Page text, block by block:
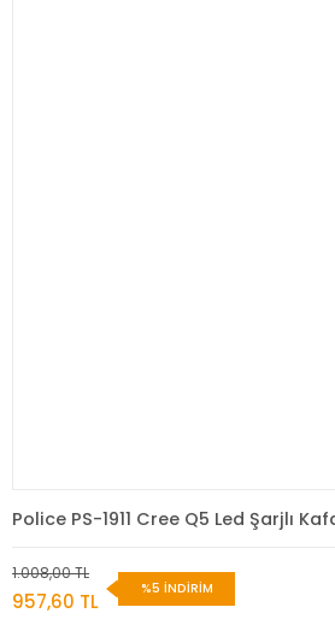
Police PS-1911 Cree Q5 Led Şarjlı
1.008,00 TL
957,60 TL
%5 İNDİRİM